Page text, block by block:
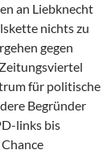
an Liebknecht
nichts zu
gegen
für politische
Begründer
links bis